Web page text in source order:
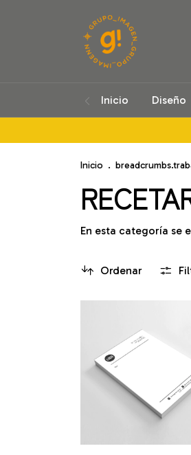
Inicio Diseño
Inicio .
En esta categoría se
Ordenar